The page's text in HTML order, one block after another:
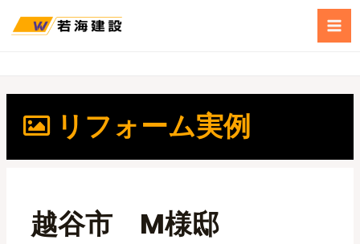
リフォーム実例
越谷市 M様邸